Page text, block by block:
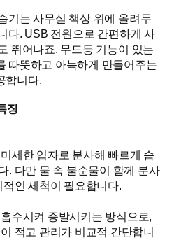
기는 사무실 책상 위에 올려두
다. USB 전원으로 간편하게 사
뛰어나죠. 무드등 기능이 있는
따뜻하고 아늑하게 만들어주는
합니다.
징
세한 입자로 분사해 빠르게 습
. 다만 물 속 불순물이 함께 분사
적인 세척이 필요합니다.
수시켜 증발시키는 방식으로,
적고 관리가 비교적 간단합니